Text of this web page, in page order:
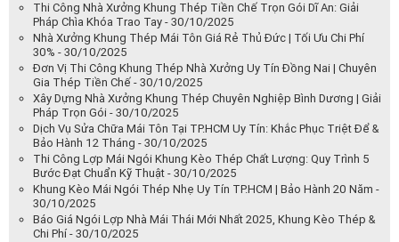
Thi Công Nhà Xưởng Khung Thép Tiền Chế Trọn Gói Dĩ An: Giải
Pháp Chìa Khóa Trao Tay - 30/10/2025
Nhà Xưởng Khung Thép Mái Tôn Giá Rẻ Thủ Đức | Tối Ưu Chi Phí
30% - 30/10/2025
Đơn Vị Thi Công Khung Thép Nhà Xưởng Uy Tín Đồng Nai | Chuyên
Gia Thép Tiền Chế - 30/10/2025
Xây Dựng Nhà Xưởng Khung Thép Chuyên Nghiệp Bình Dương | Giải
Pháp Trọn Gói - 30/10/2025
Dịch Vụ Sửa Chữa Mái Tôn Tại TP.HCM Uy Tín: Khắc Phục Triệt Để &
Bảo Hành 12 Tháng - 30/10/2025
Thi Công Lợp Mái Ngói Khung Kèo Thép Chất Lượng: Quy Trình 5
Bước Đạt Chuẩn Kỹ Thuật - 30/10/2025
Khung Kèo Mái Ngói Thép Nhẹ Uy Tín TP.HCM | Bảo Hành 20 Năm -
30/10/2025
Báo Giá Ngói Lợp Nhà Mái Thái Mới Nhất 2025, Khung Kèo Thép &
Chi Phí - 30/10/2025